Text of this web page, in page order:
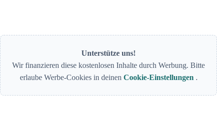
Unterstütze uns!
Wir finanzieren diese kostenlosen Inhalte durch Werbung. Bitte
erlaube Werbe-Cookies in deinen Cookie-Einstellungen .